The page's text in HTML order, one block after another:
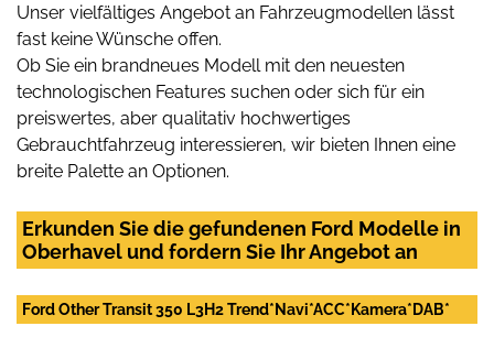
Unser vielfältiges Angebot an Fahrzeugmodellen lässt
fast keine Wünsche offen.
Ob Sie ein brandneues Modell mit den neuesten
technologischen Features suchen oder sich für ein
preiswertes, aber qualitativ hochwertiges
Gebrauchtfahrzeug interessieren, wir bieten Ihnen eine
breite Palette an Optionen.
Erkunden Sie die gefundenen Ford Modelle in
Oberhavel und fordern Sie Ihr Angebot an
Ford Other Transit 350 L3H2 Trend*Navi*ACC*Kamera*DAB*